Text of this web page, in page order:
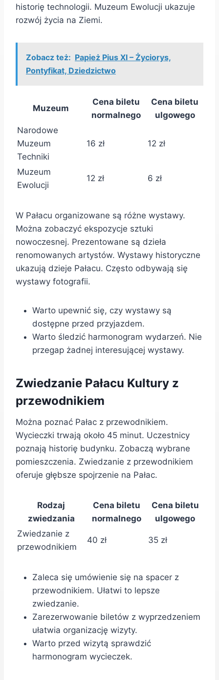
historię technologii. Muzeum Ewolucji ukazuje
rozwój życia na Ziemi.
Zobacz też: Papież Pius XI – Życiorys,
Pontyfikat, Dziedzictwo
Muzeum
Cena biletu
normalnego
Cena biletu
ulgowego
Narodowe
Muzeum
Techniki
16 zł 12 zł
Muzeum
Ewolucji
12 zł 6 zł
W Pałacu organizowane są różne wystawy.
Można zobaczyć ekspozycje sztuki
nowoczesnej. Prezentowane są dzieła
renomowanych artystów. Wystawy historyczne
ukazują dzieje Pałacu. Często odbywają się
wystawy fotografii.
Warto upewnić się, czy wystawy są
dostępne przed przyjazdem.
Warto śledzić harmonogram wydarzeń. Nie
przegap żadnej interesującej wystawy.
Zwiedzanie Pałacu Kultury z
przewodnikiem
Można poznać Pałac z przewodnikiem.
Wycieczki trwają około 45 minut. Uczestnicy
poznają historię budynku. Zobaczą wybrane
pomieszczenia. Zwiedzanie z przewodnikiem
oferuje głębsze spojrzenie na Pałac.
Rodzaj
zwiedzania
Cena biletu
normalnego
Cena biletu
ulgowego
Zwiedzanie z
przewodnikiem
40 zł 35 zł
Zaleca się umówienie się na spacer z
przewodnikiem. Ułatwi to lepsze
zwiedzanie.
Zarezerwowanie biletów z wyprzedzeniem
ułatwia organizację wizyty.
Warto przed wizytą sprawdzić
harmonogram wycieczek.